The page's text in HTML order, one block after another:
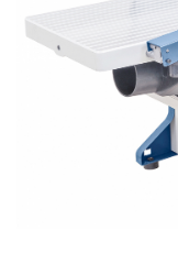
Strunguri cu cutie de
Strunguri cu surub
Strunguri de precizie
Strunguri metal cu
Strunguri universale
Strunguri universale
Strunguri universale